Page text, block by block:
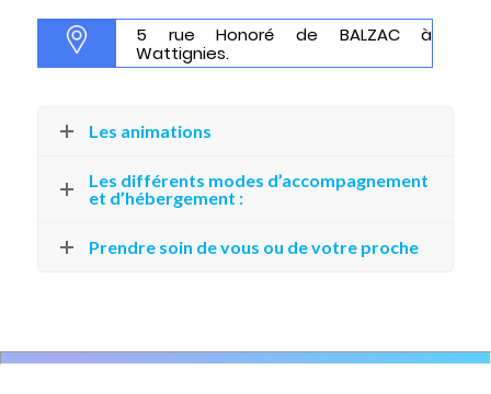
5 rue Honoré de BALZAC à
Wattignies.
Les animations
Les différents modes d’accompagnement
et d’hébergement :
Prendre soin de vous ou de votre proche